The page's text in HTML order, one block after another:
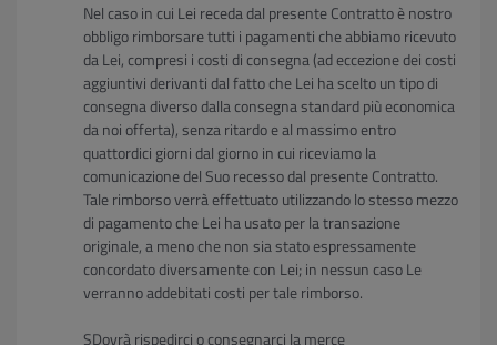
Nel caso in cui Lei receda dal presente Contratto è nostro
obbligo rimborsare tutti i pagamenti che abbiamo ricevuto
da Lei, compresi i costi di consegna (ad eccezione dei costi
aggiuntivi derivanti dal fatto che Lei ha scelto un tipo di
consegna diverso dalla consegna standard più economica
da noi offerta), senza ritardo e al massimo entro
quattordici giorni dal giorno in cui riceviamo la
comunicazione del Suo recesso dal presente Contratto.
Tale rimborso verrà effettuato utilizzando lo stesso mezzo
di pagamento che Lei ha usato per la transazione
originale, a meno che non sia stato espressamente
concordato diversamente con Lei; in nessun caso Le
verranno addebitati costi per tale rimborso.
SDovrà rispedirci o consegnarci la merce